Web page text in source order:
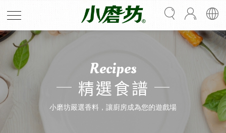
Recipes
精選食譜
小磨坊嚴選香料，讓廚房成為您的遊戲場